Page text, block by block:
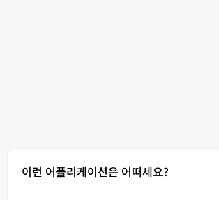
이런 어플리케이션은 어떠세요?